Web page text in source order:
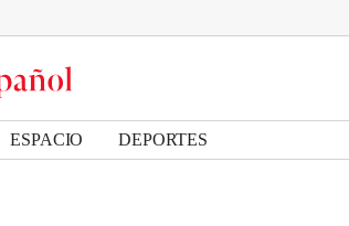
ESPACIO DEPORTES